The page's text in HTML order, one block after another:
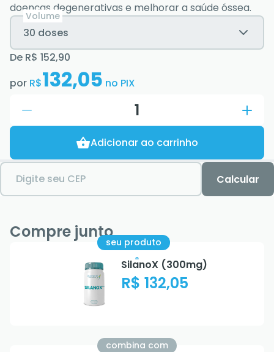
doenças degenerativas e melhorar a saúde óssea.
Volume
30 doses
De R$ 152,90
por R$132,05 no PIX
1
Adicionar ao carrinho
Digite seu CEP Calcular
Compre junto
seu produto
SilanoX (300mg)
R$ 132,05
combina com